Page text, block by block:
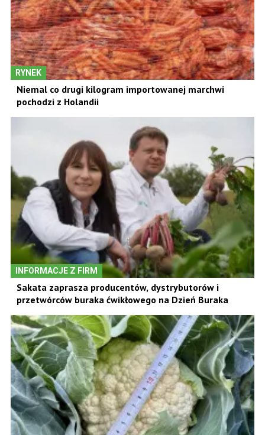
RYNEK
Niemal co drugi kilogram importowanej marchwi
pochodzi z Holandii
INFORMACJE Z FIRM
Sakata zaprasza producentów, dystrybutorów i
przetwórców buraka ćwikłowego na Dzień Buraka